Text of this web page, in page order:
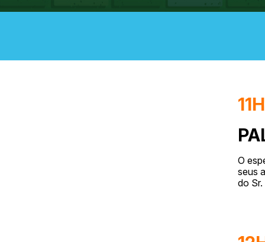
O
seus
do